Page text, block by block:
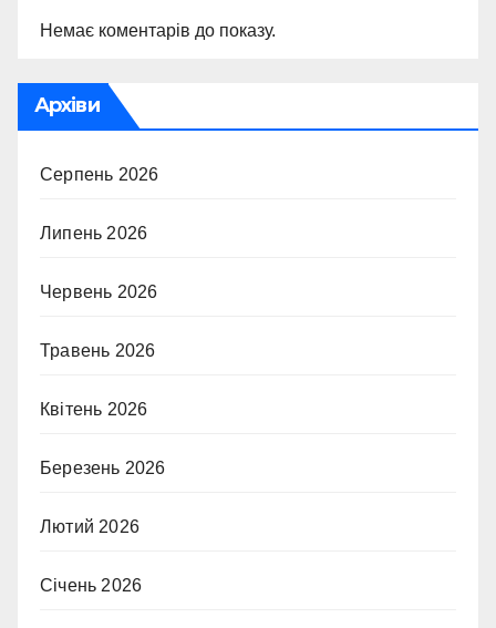
Немає коментарів до показу.
Архіви
Серпень 2026
Липень 2026
Червень 2026
Травень 2026
Квітень 2026
Березень 2026
Лютий 2026
Січень 2026